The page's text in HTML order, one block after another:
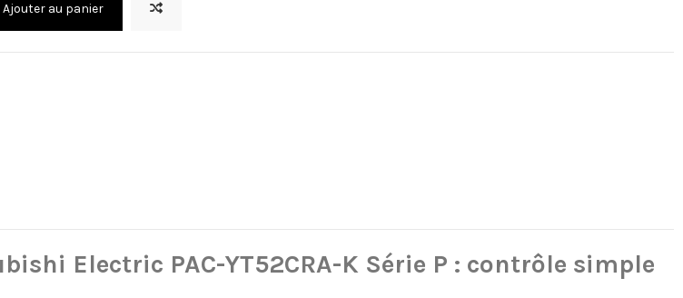
Ajouter au panier
Electric PAC-YT52CRA-K Série P : contrôle simple